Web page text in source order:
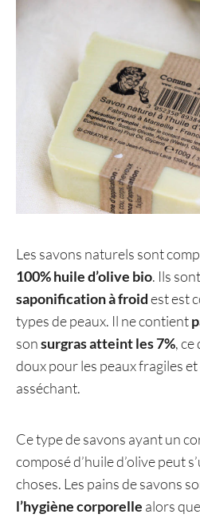
Les savons naturels sont
100% huile d’olive bio. Ils
saponification à froidest est
types de peaux. Il ne contient
sonsurgras atteint les 7%,
doux pour les peaux fragiles et
asséchant.
Ce type de savons ayant un
composé d’huile d’olive peut
choses. Les pains de savons
l’hygiène corporelle alors